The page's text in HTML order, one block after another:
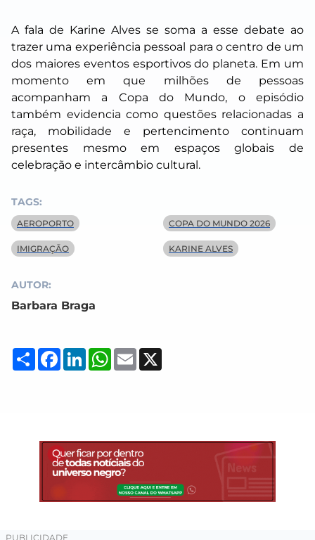
A fala de Karine Alves se soma a esse debate ao
trazer uma experiência pessoal para o centro de um
dos maiores eventos esportivos do planeta. Em um
momento em que milhões de pessoas
acompanham a Copa do Mundo, o episódio
também evidencia como questões relacionadas a
raça, mobilidade e pertencimento continuam
presentes mesmo em espaços globais de
celebração e intercâmbio cultural.
TAGS:
AEROPORTO COPA DO MUNDO 2026
IMIGRAÇÃO KARINE ALVES
AUTOR:
Barbara Braga
Compartilhar
Facebook
LinkedInWhatsApp
Email